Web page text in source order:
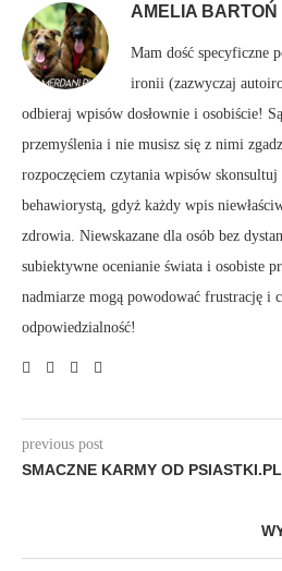
AMELIA
Mam dość specyficzne
ironii (zazwyczaj
odbieraj wpisów dosłownie i osobiście!
przemyślenia i nie musisz się z nimi
rozpoczęciem czytania wpisów
behawiorystą, gdyż każdy wpis
zdrowia. Niewskazane dla osób bez
subiektywne ocenianie świata i osobiste
nadmiarze mogą powodować frustrację i
odpowiedzialność!
previous post
SMACZNE KARMY OD PSIASTKI.PL